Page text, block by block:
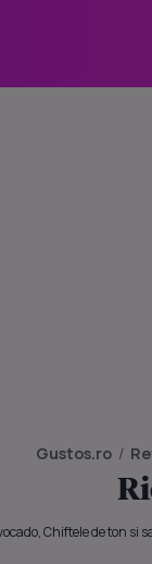
Gustos.ro/
Chiftele de ton